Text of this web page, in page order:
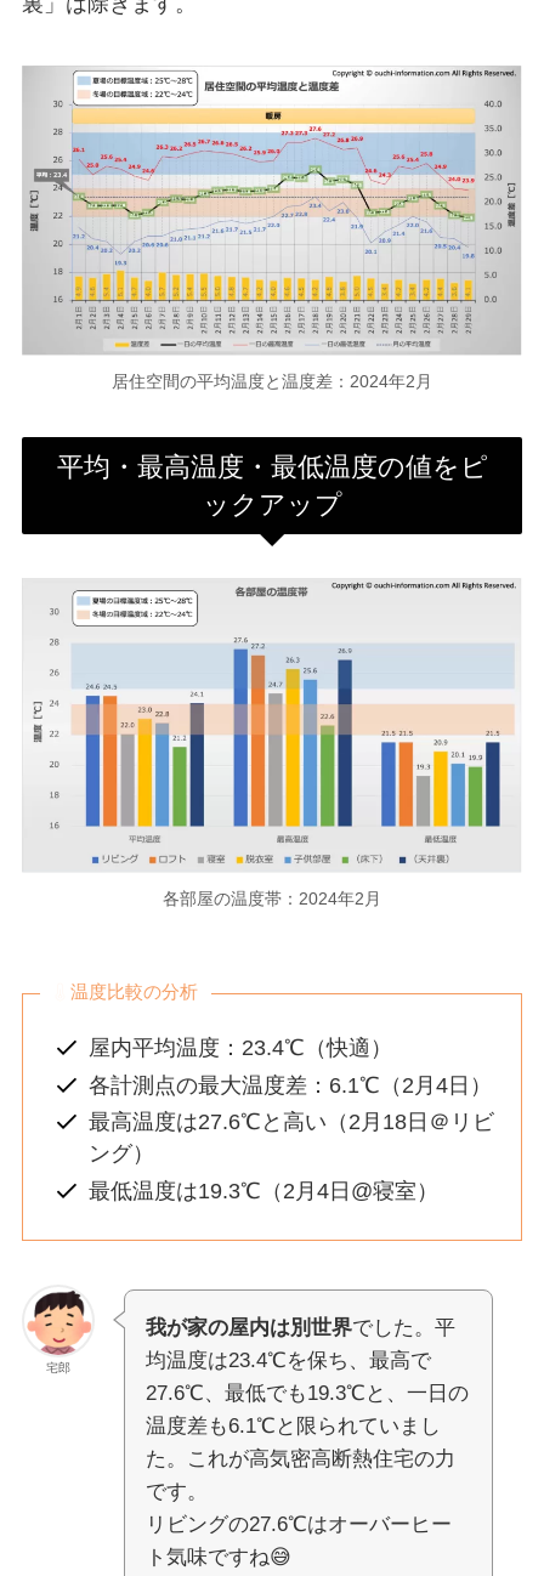
居住空間の平均温度と温度差：2024年2月
平均・最高温度・最低温度の値をピ
ックアップ
各部屋の温度帯：2024年2月
温度比較の分析
屋内平均温度：23.4℃（快適）
各計測点の最大温度差：6.1℃（2月4日）
最高温度は27.6℃と高い（2月18日＠リビ
ング）
最低温度は19.3℃（2月4日@寝室）
宅郎
我が家の屋内は別世界でした。平
均温度は23.4℃を保ち、最高で
27.6℃、最低でも19.3℃と、一日の
温度差も6.1℃と限られていまし
た。これが高気密高断熱住宅の力
です。
リビングの27.6℃はオーバーヒー
ト気味ですね😅